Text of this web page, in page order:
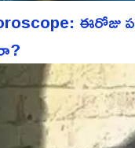
ఈరోజు